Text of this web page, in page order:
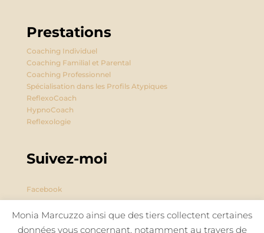
Prestations
Coaching Individuel
Coaching Familial et Parental
Coaching Professionnel
Spécialisation dans les Profils Atypiques
ReflexoCoach
HypnoCoach
Reflexologie
Suivez-moi
Facebook
Instagram
Monia Marcuzzo ainsi que des tiers collectent certaines
données vous concernant, notamment au travers de